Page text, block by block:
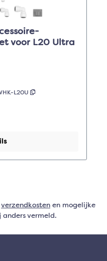
voor L20 Ultra
L20U
verzendkosten en mogelijke
anders vermeld.